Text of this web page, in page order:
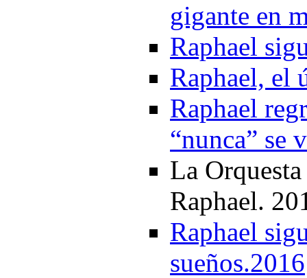
gigante en
Raphael
Raphael, el
Raphael
“nunca” se
La
Raphael.
Raphael
sueños.2016